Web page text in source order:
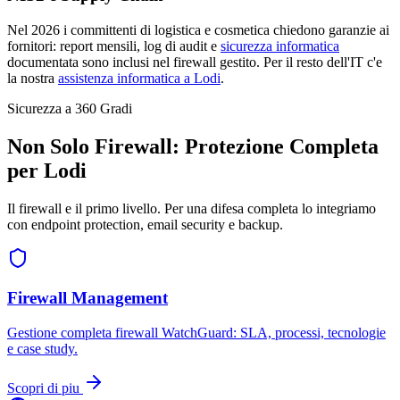
Nel 2026 i committenti di logistica e cosmetica chiedono garanzie ai
fornitori: report mensili, log di audit e sicurezza informatica
documentata sono inclusi nel firewall gestito. Per il resto dell'IT c'e
la nostra assistenza informatica a Lodi.
Sicurezza a 360 Gradi
Non Solo Firewall: Protezione Completa
per Lodi
Il firewall e il primo livello. Per una difesa completa lo integriamo
con endpoint protection, email security e backup.
Firewall Management
Gestione completa firewall WatchGuard: SLA, processi, tecnologie
e case study.
Scopri di piu